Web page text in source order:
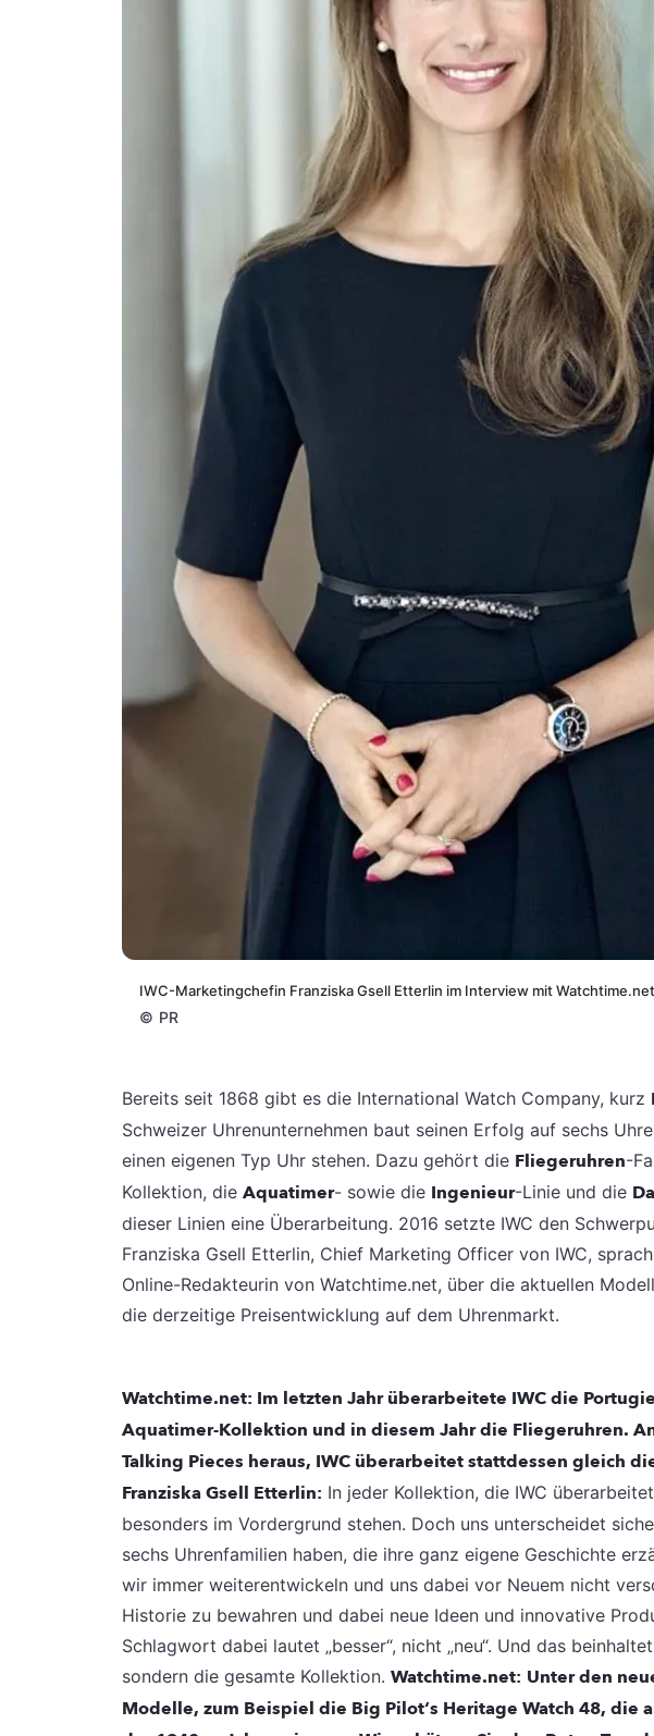
IWC-Marketingchefin Franziska Gsell Etterlin im Interview mit Watchtime.net
© PR
Bereits seit 1868 gibt es die International Watch Company, kurz
Schweizer Uhrenunternehmen baut seinen Erfolg auf sechs
einen eigenen Typ Uhr stehen. Dazu gehört die Fliegeruhren-
Kollektion, die Aquatimer- sowie die Ingenieur-Linie und die
dieser Linien eine Überarbeitung. 2016 setzte IWC den
Franziska Gsell Etterlin, Chief Marketing Officer von IWC,
Online-Redakteurin von Watchtime.net, über die aktuellen
die derzeitige Preisentwicklung auf dem Uhrenmarkt.
Watchtime.net: Im letzten Jahr überarbeitete IWC die
Aquatimer-Kollektion und in diesem Jahr die Fliegeruhren.
Talking Pieces heraus, IWC überarbeitet stattdessen gleich
Franziska Gsell Etterlin: In jeder Kollektion, die IWC
besonders im Vordergrund stehen. Doch uns unterscheidet
sechs Uhrenfamilien haben, die ihre ganz eigene Geschichte
wir immer weiterentwickeln und uns dabei vor Neuem nicht
Historie zu bewahren und dabei neue Ideen und innovative
Schlagwort dabei lautet „besser“, nicht „neu“. Und das
sondern die gesamte Kollektion. Watchtime.net: Unter den
Modelle, zum Beispiel die Big Pilot‘s Heritage Watch 48, die